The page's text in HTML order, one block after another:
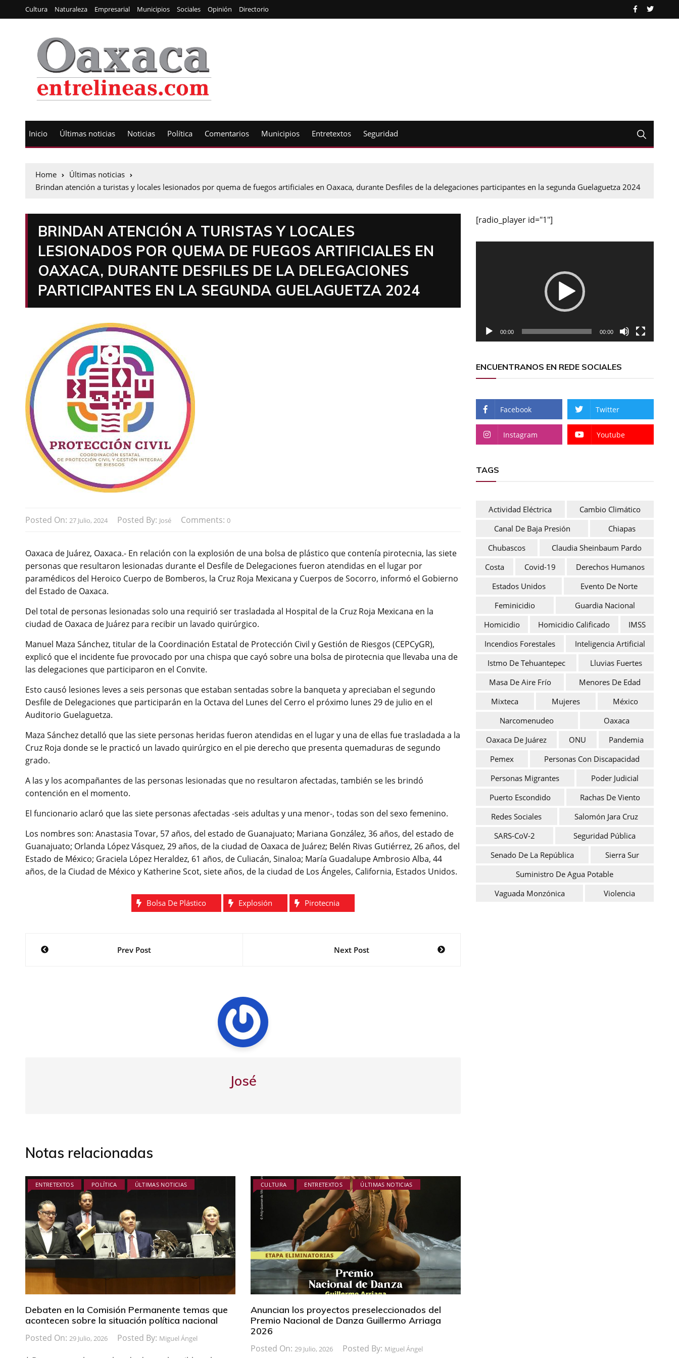
Cultura Naturaleza Empresarial Municipios Sociales Opinión Directorio
Inicio Últimas noticias Noticias Política Comentarios Municipios Entretextos Seguridad
Home
Últimas noticias
Brindan atención a turistas y locales lesionados por quema de fuegos artificiales en Oaxaca, durante Desfiles de la delegaciones participantes en la segunda Guelaguetza 2024
BRINDAN ATENCIÓN A TURISTAS Y LOCALES
LESIONADOS POR QUEMA DE FUEGOS ARTIFICIALES EN
OAXACA, DURANTE DESFILES DE LA DELEGACIONES
PARTICIPANTES EN LA SEGUNDA GUELAGUETZA 2024
Posted On: 27 Julio, 2024 Posted By: José Comments: 0
Oaxaca de Juárez, Oaxaca.- En relación con la explosión de una bolsa de plástico que contenía pirotecnia, las siete
personas que resultaron lesionadas durante el Desfile de Delegaciones fueron atendidas en el lugar por
paramédicos del Heroico Cuerpo de Bomberos, la Cruz Roja Mexicana y Cuerpos de Socorro, informó el Gobierno
del Estado de Oaxaca.
Del total de personas lesionadas solo una requirió ser trasladada al Hospital de la Cruz Roja Mexicana en la
ciudad de Oaxaca de Juárez para recibir un lavado quirúrgico.
Manuel Maza Sánchez, titular de la Coordinación Estatal de Protección Civil y Gestión de Riesgos (CEPCyGR),
explicó que el incidente fue provocado por una chispa que cayó sobre una bolsa de pirotecnia que llevaba una de
las delegaciones que participaron en el Convite.
Esto causó lesiones leves a seis personas que estaban sentadas sobre la banqueta y apreciaban el segundo
Desfile de Delegaciones que participarán en la Octava del Lunes del Cerro el próximo lunes 29 de julio en el
Auditorio Guelaguetza.
Maza Sánchez detalló que las siete personas heridas fueron atendidas en el lugar y una de ellas fue trasladada a la
Cruz Roja donde se le practicó un lavado quirúrgico en el pie derecho que presenta quemaduras de segundo
grado.
A las y los acompañantes de las personas lesionadas que no resultaron afectadas, también se les brindó
contención en el momento.
El funcionario aclaró que las siete personas afectadas -seis adultas y una menor-, todas son del sexo femenino.
Los nombres son: Anastasia Tovar, 57 años, del estado de Guanajuato; Mariana González, 36 años, del estado de
Guanajuato; Orlanda López Vásquez, 29 años, de la ciudad de Oaxaca de Juárez; Belén Rivas Gutiérrez, 26 años, del
Estado de México; Graciela López Heraldez, 61 años, de Culiacán, Sinaloa; María Guadalupe Ambrosio Alba, 44
años, de la Ciudad de México y Katherine Scot, siete años, de la ciudad de Los Ángeles, California, Estados Unidos.
Bolsa De Plástico Explosión Pirotecnia
NavegaciónPrev Post Next Post
José
Notas relacionadas
ENTRETEXTOS POLÍTICA ÚLTIMAS NOTICIAS
Debaten en la Comisión Permanente temas que
acontecen sobre la situación política nacional
Posted On: 29 Julio, 2026 Posted By: Miguel Ángel
CULTURA ENTRETEXTOS ÚLTIMAS NOTICIAS
Anuncian los proyectos preseleccionados del
Premio Nacional de Danza Guillermo Arriaga
2026
Posted On: 29 Julio, 2026 Posted By: Miguel Ángel
[radio_player id="1"]
00:00 00:00
ENCUENTRANOS EN REDE SOCIALES
Facebook Twitter
Instagram Youtube
TAGS
Actividad Eléctrica
Cambio Climático
Canal De Baja Presión
Chiapas
Chubascos
Claudia Sheinbaum Pardo
Costa
Covid-19
Derechos Humanos
Estados Unidos
Evento De Norte
Feminicidio
Guardia Nacional
Homicidio
Homicidio Calificado
IMSS
Incendios Forestales
Inteligencia Artificial
Istmo De Tehuantepec
Lluvias Fuertes
Masa De Aire Frío
Menores De Edad
Mixteca
Mujeres
México
Narcomenudeo
Oaxaca
Oaxaca De Juárez
ONU
Pandemia
Pemex
Personas Con Discapacidad
Personas Migrantes
Poder Judicial
Puerto Escondido
Rachas De Viento
Redes Sociales
Salomón Jara Cruz
SARS-CoV-2
Seguridad Pública
Senado De La República
Sierra Sur
Suministro De Agua Potable
Vaguada Monzónica
Violencia